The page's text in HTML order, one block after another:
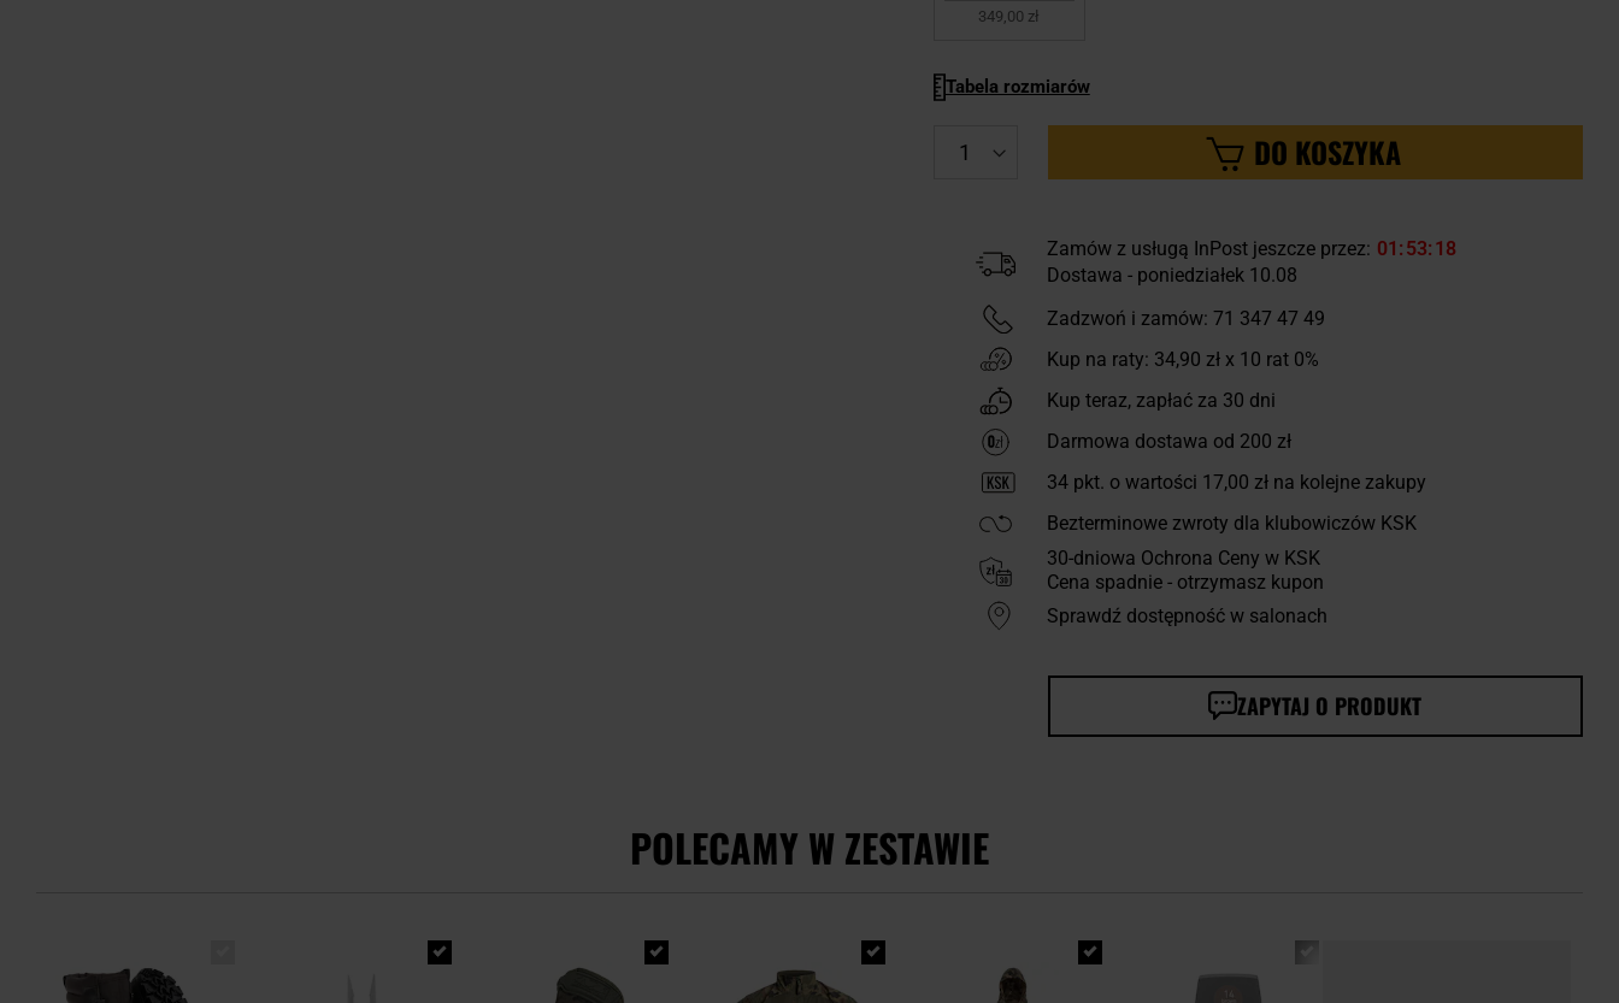
349,00 zł
Tabela rozmiarów
DO KOSZYKA
Zamów z usługą InPost jeszcze przez: 01 53 17
Dostawa - poniedziałek 10.08
Zadzwoń i zamów: 71 347 47 49
Kup na raty: 34,90 złx 10 rat 0%
Kup teraz, zapłać za 30 dni
Darmowa dostawa od 200 zł
34pkt. o wartości 17,00 złna kolejne zakupy
Bezterminowe zwroty dla klubowiczów KSK
30-dniowa Ochrona Ceny w KSK
Cena spadnie - otrzymasz kupon
Sprawdź dostępność w salonach
ZAPYTAJ O PRODUKT
POLECAMY W ZESTAWIE